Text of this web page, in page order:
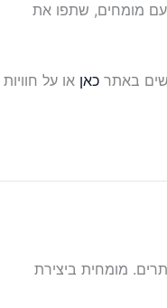
עם מומחים, שתפו את
באתר כאן או על חוויות
מומחית ביצירת